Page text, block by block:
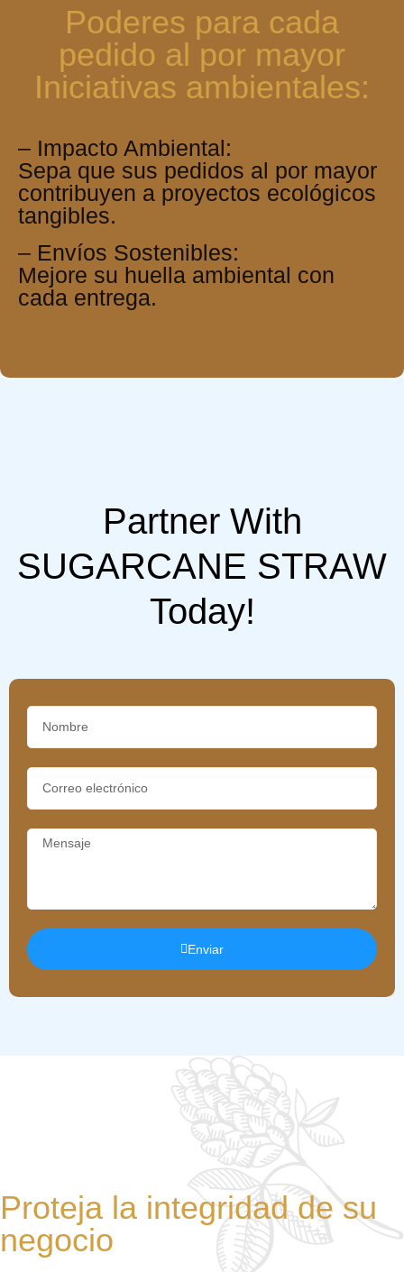
Poderes para cada
pedido al por mayor
Iniciativas ambientales:
– Impacto Ambiental:
Sepa que sus pedidos al por mayor
contribuyen a proyectos ecológicos
tangibles.
– Envíos Sostenibles:
Mejore su huella ambiental con
cada entrega.
Partner With
SUGARCANE STRAW
Today!
Enviar
Proteja la integridad de su
negocio